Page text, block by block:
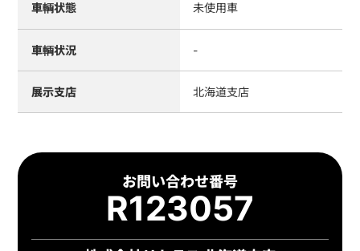
車輌状態 未使用車
車輌状況 -
展示支店 北海道支店
お問い合わせ番号
R123057